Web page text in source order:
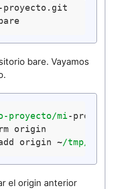
-proyecto.git
bare. Vayamos
proyecto/mi-
origin
origin ~/tmp/mi
el origin anterior